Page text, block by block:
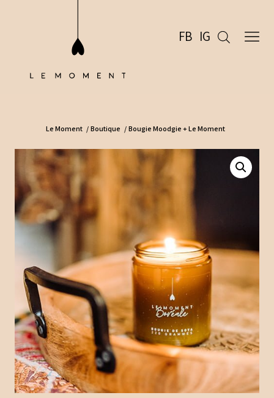
FB IG
Le Moment / Boutique / Bougie Moodgie + Le Moment